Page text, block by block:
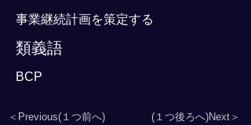
事業継続計画を策定する
類義語
BCP
＜Previous(１つ前へ) (１つ後ろへ)Next＞